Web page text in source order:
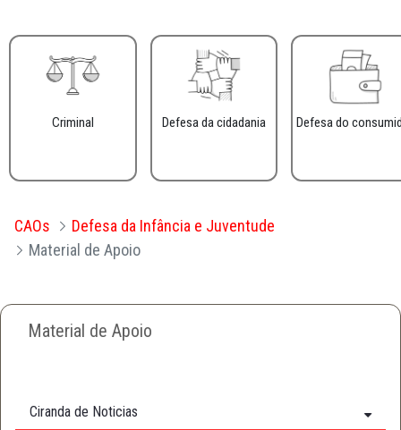
Criminal Defesa da cidadania Defesa do
CAOs
Defesa da Infância e Juventude
Material de Apoio
Material de Apoio
Ciranda de Noticias